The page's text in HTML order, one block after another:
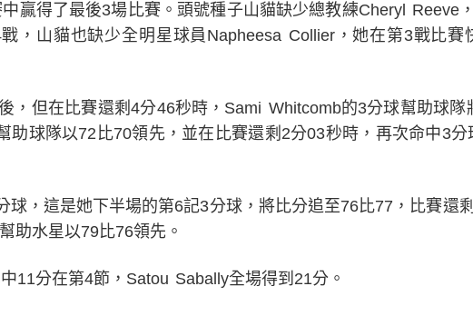
贏得了最後3場比賽。頭號種子山貓缺少總教練Cheryl Reeve
，山貓也缺少全明星球員Napheesa Collier，她在第3戰比賽
，但在比賽還剩4分46秒時，Sami Whitcomb的3分球幫助球隊
助球隊以72比70領先，並在比賽還剩2分03秒時，再次命中3分
球，這是她下半場的第6記3分球，將比分追至76比77，比賽還
助水星以79比76領先。
11分在第4節，Satou Sabally全場得到21分。